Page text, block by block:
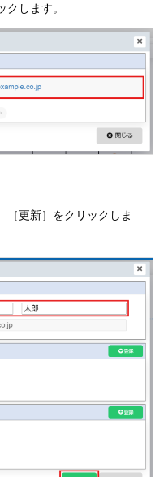
します。
［更新］をクリックしま